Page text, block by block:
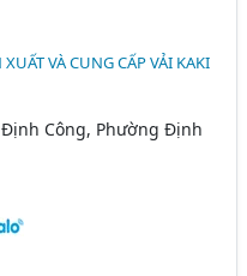
XUẤT VÀ CUNG CẤP VẢI KAKI
Định Công, Phường Định